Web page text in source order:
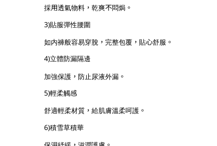
採用透氣物料，乾爽不悶焗。
3)貼服彈性腰圍
如内褲般容易穿脫，完整包覆，貼心舒服。
4)立體防漏隔邊
加強保護，防止尿液外漏。
5)輕柔觸感
舒適輕柔材質，給肌膚溫柔呵護。
6)積雪草積華